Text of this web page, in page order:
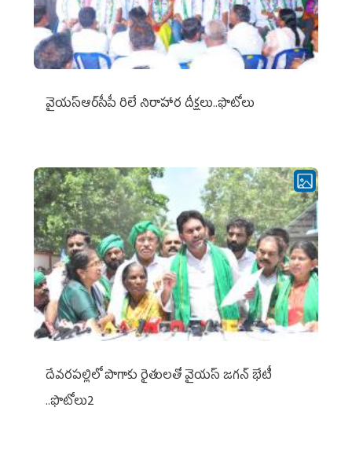
వైయ‌స్ఆర్‌సీపీ రిలే నిరాహార దీక్షలు..ఫొటోలు
దేవరపల్లిలో పొగాకు రైతులతో వైయస్ జగన్ భేటీ
..ఫొటోలు2